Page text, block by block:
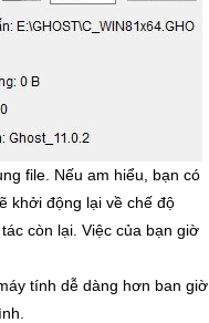
file. Nếu am hiểu, bạn có
khởi động lại về chế độ
còn lại. Việc của bạn giờ
tính dễ dàng hơn ban giờ